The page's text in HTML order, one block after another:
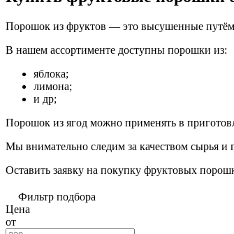
Порошок из фруктов — это высушенные
В нашем ассортименте доступны порошки из:
яблока;
лимона;
и др;
Порошок из ягод можно применять в
Мы внимательно следим за качеством сырья
Оставить заявку на покупку фруктовых
Фильтр подбора
Цена
от